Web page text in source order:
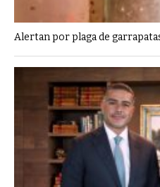
Alertan por plaga de